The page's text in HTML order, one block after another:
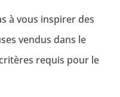
à vous inspirer des
vendus dans le
requis pour le